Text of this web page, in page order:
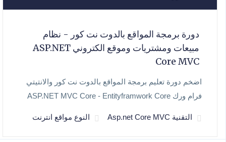
دورة برمجة المواقع بالدوت نت كور - نظام
مبيعات ومشتريات وموقع الكتروني ASP.NET
Core MVC
اضخم دورة تعليم برمجة المواقع بالدوت نت كور والانتيتي
فرام ورك ASP.NET MVC Core - Entityframwork Core
التقنية Asp.net Core MVC النوع مواقع انترنت